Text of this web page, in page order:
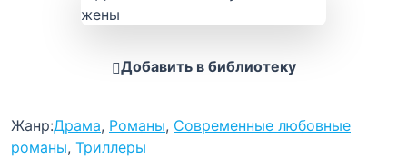
Добавить в библиотеку
Жанр:Драма, Романы, Современные любовные
романы, Триллеры